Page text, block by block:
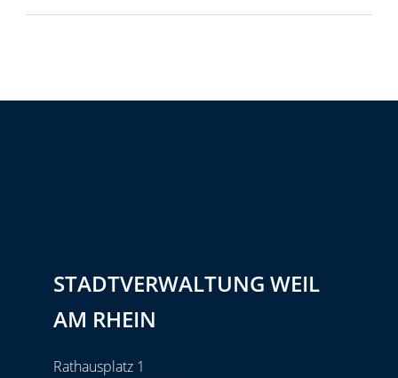
STADTVERWALTUNG WEIL
AM RHEIN
Rathausplatz 1